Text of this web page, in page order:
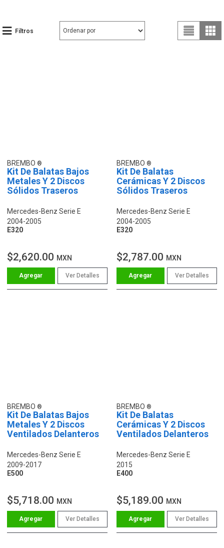
Filtros
BREMBO
Kit De Balatas Bajos
Metales Y 2 Discos
Sólidos Traseros
Mercedes-Benz Serie E
2004-2005
E320
$2,620.00 MXN
Ver Detalles
BREMBO
Kit De Balatas
Cerámicas Y 2 Discos
Sólidos Traseros
Mercedes-Benz Serie E
2004-2005
E320
$2,787.00 MXN
Ver Detalles
BREMBO
Kit De Balatas Bajos
Metales Y 2 Discos
Ventilados Delanteros
Mercedes-Benz Serie E
2009-2017
E500
$5,718.00 MXN
Ver Detalles
BREMBO
Kit De Balatas
Cerámicas Y 2 Discos
Ventilados Delanteros
Mercedes-Benz Serie E
2015
E400
$5,189.00 MXN
Ver Detalles